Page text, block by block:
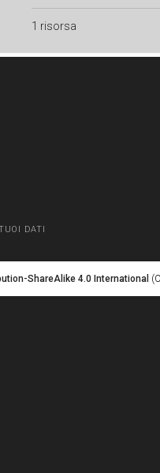
1 risorsa
DATI
ShareAlike 4.0 International